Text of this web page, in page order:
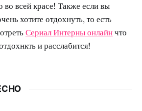
во всей красе! Также если вы
хотите отдохнуть, то есть
Сериал Интерны онлайнчто
и расслабится!